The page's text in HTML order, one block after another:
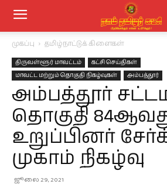
முகப்பு தமிழ்நாட்டுக் கிளைகள்
திருவள்ளூர் மாவட்டம்
கட்சி செய்திகள்
மாவட்ட மற்றும் தொகுதி நிகழ்வுகள்
அம்பத்தூர்
அம்பத்தூர்
தொகுதி
உறுப்பினர்
முகாம் நிகழ்வு
ஜூலை 29, 2021